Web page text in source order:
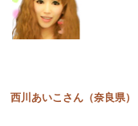
西川あいこさん（奈良県）